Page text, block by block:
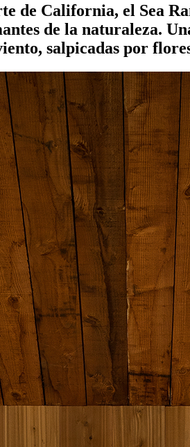
de California, el Sea
de la naturaleza.
salpicadas por